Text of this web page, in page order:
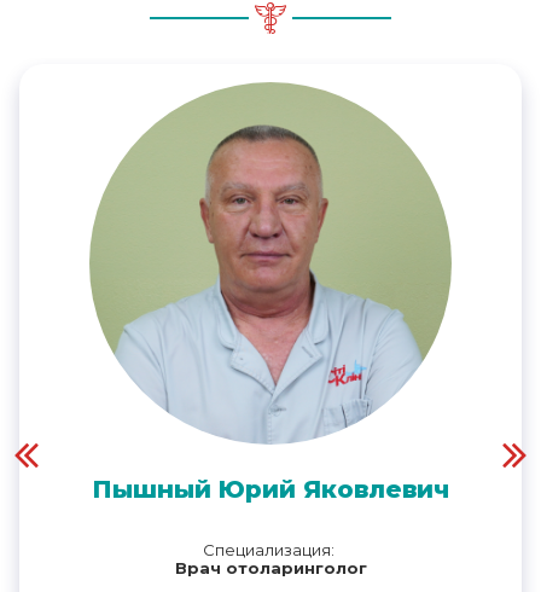
Пышный Юрий Яковлевич
Специализация:
Врач отоларинголог